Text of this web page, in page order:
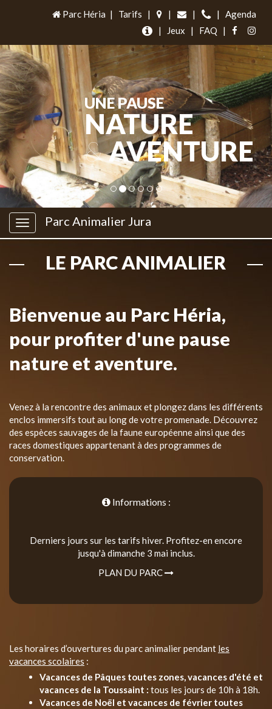
Parc Héria | Tarifs | | | |
Agenda
|
Jeux | FAQ |
UNE PAUSE
NATURE
&AVENTURE
Parc Animalier Jura
LE PARC ANIMALIER
Bienvenue au Parc Héria,
pour profiter d'une pause
nature et aventure.
Venez à la rencontre des animaux et plongez dans les différents
enclos immersifs tout au long de votre promenade. Découvrez
des espèces sauvages de la faune européenne ainsi que des
races domestiques appartenant à des programmes de
conservation.
Informations :
Derniers jours sur les tarifs hiver. Profitez-en encore
jusqu'à dimanche 3 mai inclus.
PLAN DU PARC
Les horaires d’ouvertures du parc animalier pendant les
vacances scolaires :
Vacances de Pâques toutes zones, vacances d'été et
vacances de la Toussaint : tous les jours de 10h à 18h.
Vacances de Noël et vacances de février toutes